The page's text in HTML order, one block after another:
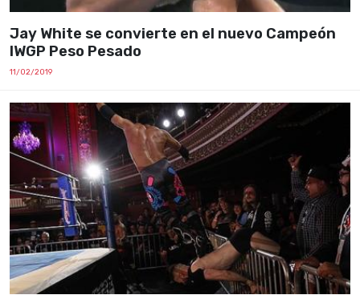
Jay White se convierte en el nuevo Campeón
IWGP Peso Pesado
11/02/2019